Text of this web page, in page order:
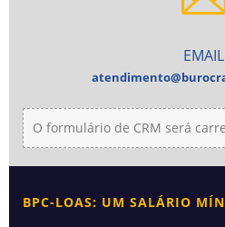
O formulário de CRM será
EMAIL
BPC-LOAS: UM SALÁRIO